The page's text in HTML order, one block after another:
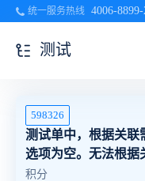
统一服务热线 4006-
测试
598326
测试单中，根据关联
选项为空。无法根据
积分